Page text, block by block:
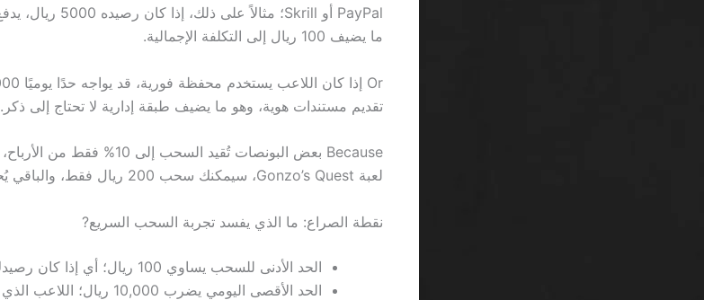
ما يضيف 100 ريال إلى التكلفة الإجمالية.
تقديم مستندات هوية، وهو ما يضيف طبقة إدارية لا تحتاج إلى ذكر.
لعبة Gonzo’s Quest، سيمكنك سحب 200 ريال فقط، والباقي يُحجز إلى أجل غير مسمى.
نقطة الصراع: ما الذي يفسد تجربة السحب السريع?
الحد الأدنى للسحب يساوي 100 ريال؛ أي إذا كان رصيدك 99 ريال، لا شيء يتحرك.